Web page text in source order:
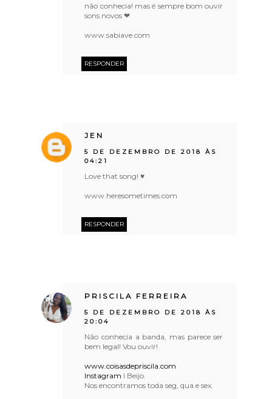
não conhecia! mas é sempre bom ouvir
sons novos ❤
www.sabiave.com
RESPONDER
JEN
5 DE DEZEMBRO DE 2018 ÀS
04:21
Love that song! ♥
www.heresometimes.com
RESPONDER
PRISCILA FERREIRA
5 DE DEZEMBRO DE 2018 ÀS
20:04
Não conhecia a banda, mas parece ser
bem legal! Vou ouvir!
www.coisasdepriscila.com
Instagram l Beijo.
Nos encontramos toda seg, qua e sex.